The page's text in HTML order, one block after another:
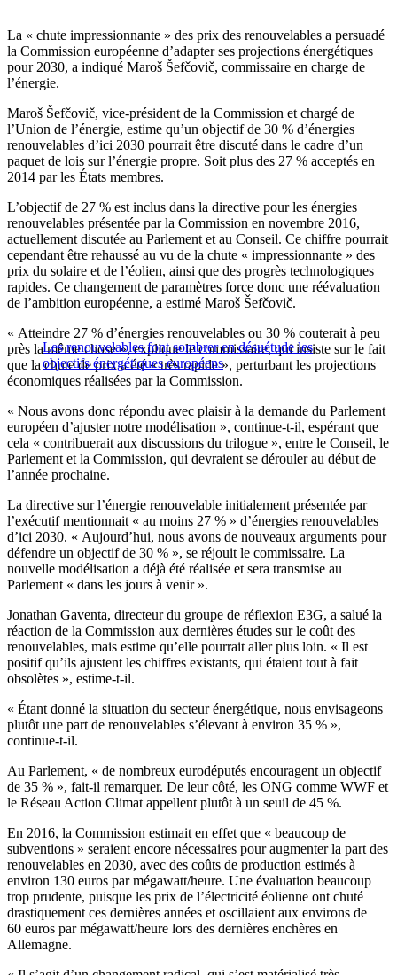
La « chute impressionnante » des prix des renouvelables a persuadé
la Commission européenne d’adapter ses projections énergétiques
pour 2030, a indiqué Maroš Šefčovič, commissaire en charge de
l’énergie.
Maroš Šefčovič, vice-président de la Commission et chargé de
l’Union de l’énergie, estime qu’un objectif de 30 % d’énergies
renouvelables d’ici 2030 pourrait être discuté dans le cadre d’un
paquet de lois sur l’énergie propre. Soit plus des 27 % acceptés en
2014 par les États membres.
L’objectif de 27 % est inclus dans la directive pour les énergies
renouvelables présentée par la Commission en novembre 2016,
actuellement discutée au Parlement et au Conseil. Ce chiffre pourrait
cependant être rehaussé au vu de la chute « impressionnante » des
prix du solaire et de l’éolien, ainsi que des progrès technologiques
rapides. Ce changement de paramètres force donc une réévaluation
de l’ambition européenne, a estimé Maroš Šefčovič.
Les renouvelables font sombrer en désuétude les
objectifs énergétiques européens
« Atteindre 27 % d’énergies renouvelables ou 30 % couterait à peu
près la même chose », explique le commissaire, qui insiste sur le fait
que la chute de prix a été « très rapide », perturbant les projections
économiques réalisées par la Commission.
« Nous avons donc répondu avec plaisir à la demande du Parlement
européen d’ajuster notre modélisation », continue-t-il, espérant que
cela « contribuerait aux discussions du trilogue », entre le Conseil, le
Parlement et la Commission, qui devraient se dérouler au début de
l’année prochaine.
La directive sur l’énergie renouvelable initialement présentée par
l’exécutif mentionnait « au moins 27 % » d’énergies renouvelables
d’ici 2030. « Aujourd’hui, nous avons de nouveaux arguments pour
défendre un objectif de 30 % », se réjouit le commissaire. La
nouvelle modélisation a déjà été réalisée et sera transmise au
Parlement « dans les jours à venir ».
Jonathan Gaventa, directeur du groupe de réflexion E3G, a salué la
réaction de la Commission aux dernières études sur le coût des
renouvelables, mais estime qu’elle pourrait aller plus loin. « Il est
positif qu’ils ajustent les chiffres existants, qui étaient tout à fait
obsolètes », estime-t-il.
« Étant donné la situation du secteur énergétique, nous envisageons
plutôt une part de renouvelables s’élevant à environ 35 % »,
continue-t-il.
Au Parlement, « de nombreux eurodéputés encouragent un objectif
de 35 % », fait-il remarquer. De leur côté, les ONG comme WWF et
le Réseau Action Climat appellent plutôt à un seuil de 45 %.
En 2016, la Commission estimait en effet que « beaucoup de
subventions » seraient encore nécessaires pour augmenter la part des
renouvelables en 2030, avec des coûts de production estimés à
environ 130 euros par mégawatt/heure. Une évaluation beaucoup
trop prudente, puisque les prix de l’électricité éolienne ont chuté
drastiquement ces dernières années et oscillaient aux environs de
60 euros par mégawatt/heure lors des dernières enchères en
Allemagne.